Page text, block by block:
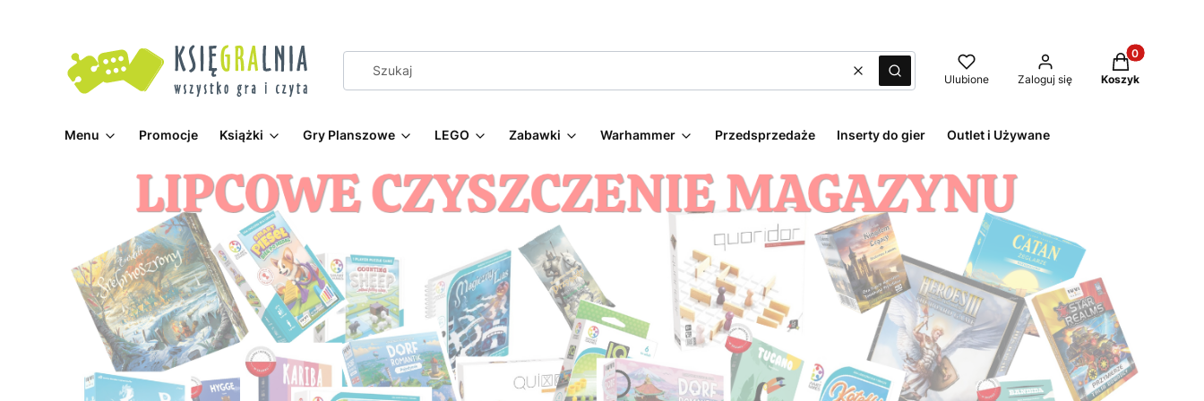
WyczyśćSzukaj Ulubione Zaloguj się
Produkty w
Koszyk
Menu Promocje Książki Gry Planszowe LEGO Zabawki Warhammer Przedsprzedaże Inserty do gier Outlet i Używane